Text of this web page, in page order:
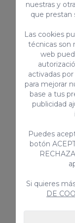
propiedad
pleno paseo
de La Isleta.
4
110m2
nuestras y
que prestan
Las cookies
técnicas son
web
activadas
para mejorar
base a tus
publicidad
Puedes
botón
Si quieres
DE